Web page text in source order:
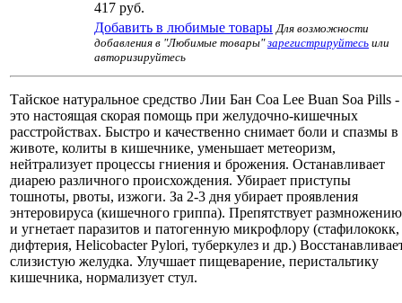
417 руб.
Добавить в любимые товары Для возможности
добавления в "Любимые товары"зарегистрируйтесь или
авторизируйтесь
Тайское натуральное средство Лии Бан Соа Lee Buan Soa Pills -
это настоящая скорая помощь при желудочно-кишечных
расстройствах. Быстро и качественно снимает боли и спазмы в
животе, колиты в кишечнике, уменьшает метеоризм,
нейтрализует процессы гниения и брожения. Останавливает
диарею различного происхождения. Убирает приступы
тошноты, рвоты, изжоги. За 2-3 дня убирает проявления
энтеровируса (кишечного гриппа). Препятствует размножению
и угнетает паразитов и патогенную микрофлору (стафилококк,
дифтерия, Helicobacter Pylori, туберкулез и др.)
слизистую желудка. Улучшает пищеварение, перистальтику
кишечника, нормализует стул.